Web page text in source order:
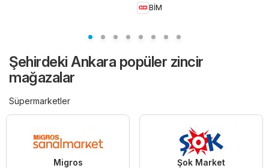
BİM
Şehirdeki Ankara popüler zincir
mağazalar
Süpermarketler
Migros Şok Market